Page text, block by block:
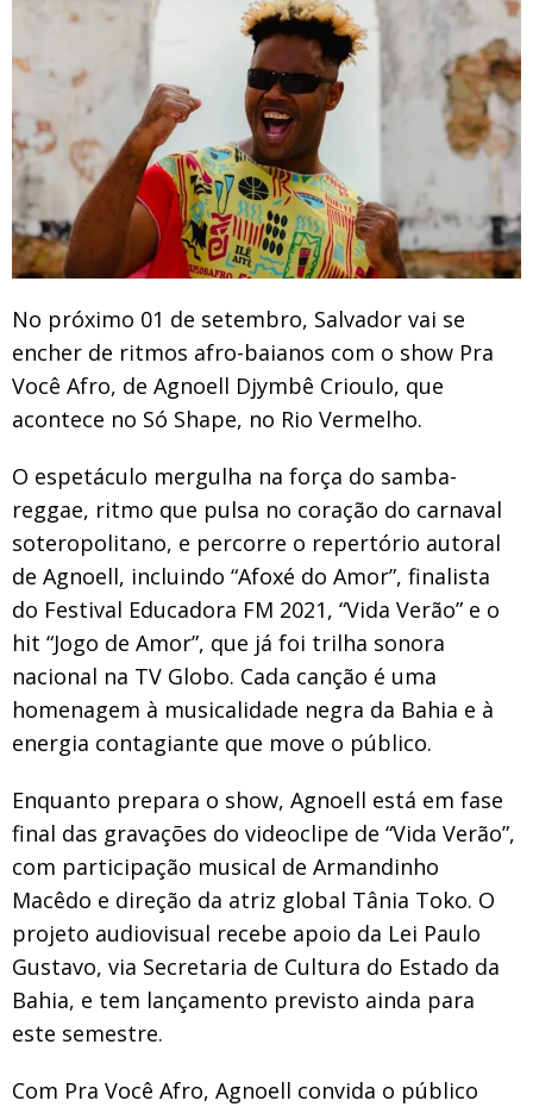
No próximo 01 de setembro, Salvador vai se
encher de ritmos afro-baianos com o show Pra
Você Afro, de Agnoell Djymbê Crioulo, que
acontece no Só Shape, no Rio Vermelho.
O espetáculo mergulha na força do samba-
reggae, ritmo que pulsa no coração do carnaval
soteropolitano, e percorre o repertório autoral
de Agnoell, incluindo “Afoxé do Amor”, finalista
do Festival Educadora FM 2021, “Vida Verão” e o
hit “Jogo de Amor”, que já foi trilha sonora
nacional na TV Globo. Cada canção é uma
homenagem à musicalidade negra da Bahia e à
energia contagiante que move o público.
Enquanto prepara o show, Agnoell está em fase
final das gravações do videoclipe de “Vida Verão”,
com participação musical de Armandinho
Macêdo e direção da atriz global Tânia Toko. O
projeto audiovisual recebe apoio da Lei Paulo
Gustavo, via Secretaria de Cultura do Estado da
Bahia, e tem lançamento previsto ainda para
este semestre.
Com Pra Você Afro, Agnoell convida o público